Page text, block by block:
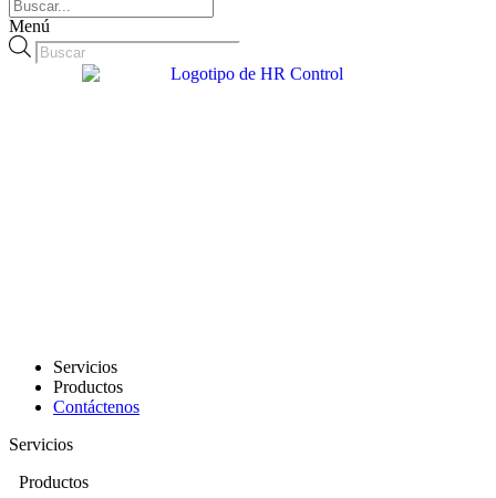
Menú
Búsqueda
de
productos
Servicios
Productos
Contáctenos
Servicios
Productos